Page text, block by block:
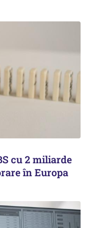
cu 2 miliarde
în Europa